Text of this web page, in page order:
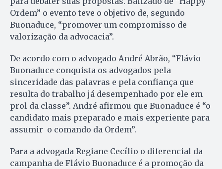
Ordem” o evento teve o objetivo de, segundo
Buonaduce, “promover um compromisso de
valorização da advocacia”.
De acordo com o advogado André Abrão, “Flávio
Buonaduce conquista os advogados pela
sinceridade das palavras e pela confiança que
resulta do trabalho já desempenhado por ele em
prol da classe”. André afirmou que Buonaduce é “o
candidato mais preparado e mais experiente para
assumir o comando da Ordem”.
Para a advogada Regiane Cecílio o diferencial da
campanha de Flávio Buonaduce é a promoção da